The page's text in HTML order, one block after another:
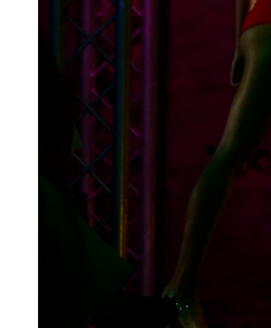
Economia
Sport
PODCAST
NEWSLETTER
I MIEI PREFERITI